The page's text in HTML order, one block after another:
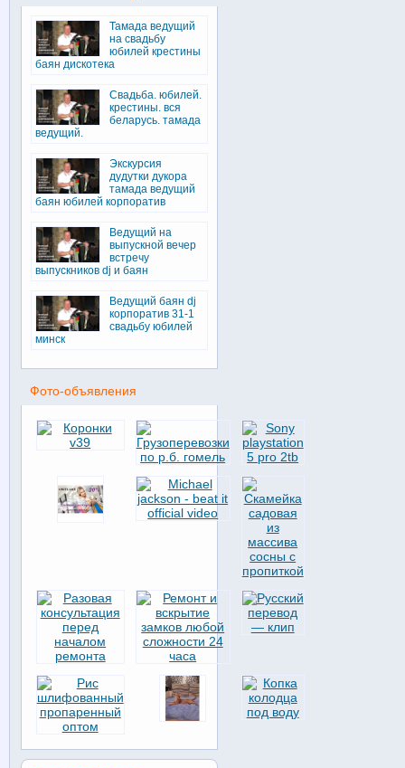
Тамада ведущий
на свадьбу
юбилей крестины
баян дискотека
Свадьба. юбилей.
крестины. вся
беларусь. тамада
ведущий.
Экскурсия
дудутки дукора
тамада ведущий
баян юбилей корпоратив
Ведущий на
выпускной вечер
встречу
выпускников dj и баян
Ведущий баян dj
корпоратив 31-1
свадьбу юбилей
минск
Фото-объявления